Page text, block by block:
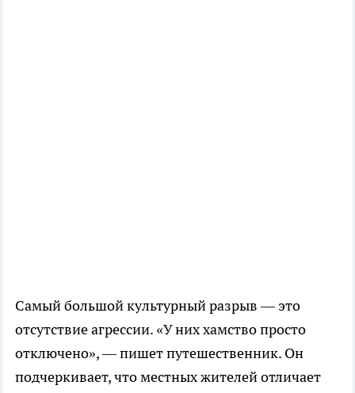
Самый большой культурный разрыв — это
отсутствие агрессии. «У них хамство просто
отключено», — пишет путешественник. Он
подчеркивает, что местных жителей отличает